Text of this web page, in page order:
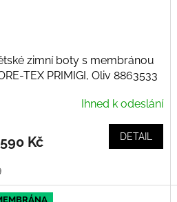
zimní boty s membránou
TEX PRIMIGI, Oliv 8863533
Ihned k odeslání
Kč DETAIL